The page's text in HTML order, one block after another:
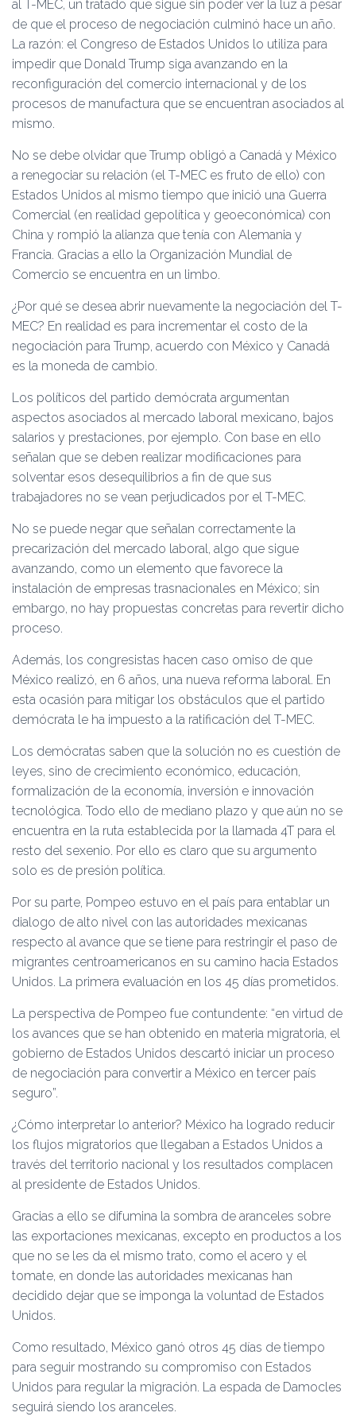
al T-MEC, un tratado que sigue sin poder ver la luz a pesar
de que el proceso de negociación culminó hace un año.
La razón: el Congreso de Estados Unidos lo utiliza para
impedir que Donald Trump siga avanzando en la
reconfiguración del comercio internacional y de los
procesos de manufactura que se encuentran asociados al
mismo.
No se debe olvidar que Trump obligó a Canadá y México
a renegociar su relación (el T-MEC es fruto de ello) con
Estados Unidos al mismo tiempo que inició una Guerra
Comercial (en realidad gepolítica y geoeconómica) con
China y rompió la alianza que tenía con Alemania y
Francia. Gracias a ello la Organización Mundial de
Comercio se encuentra en un limbo.
¿Por qué se desea abrir nuevamente la negociación del T-
MEC? En realidad es para incrementar el costo de la
negociación para Trump, acuerdo con México y Canadá
es la moneda de cambio.
Los políticos del partido demócrata argumentan
aspectos asociados al mercado laboral mexicano, bajos
salarios y prestaciones, por ejemplo. Con base en ello
señalan que se deben realizar modificaciones para
solventar esos desequilibrios a fin de que sus
trabajadores no se vean perjudicados por el T-MEC.
No se puede negar que señalan correctamente la
precarización del mercado laboral, algo que sigue
avanzando, como un elemento que favorece la
instalación de empresas trasnacionales en México; sin
embargo, no hay propuestas concretas para revertir dicho
proceso.
Además, los congresistas hacen caso omiso de que
México realizó, en 6 años, una nueva reforma laboral. En
esta ocasión para mitigar los obstáculos que el partido
demócrata le ha impuesto a la ratificación del T-MEC.
Los demócratas saben que la solución no es cuestión de
leyes, sino de crecimiento económico, educación,
formalización de la economía, inversión e innovación
tecnológica. Todo ello de mediano plazo y que aún no se
encuentra en la ruta establecida por la llamada 4T para el
resto del sexenio. Por ello es claro que su argumento
solo es de presión política.
Por su parte, Pompeo estuvo en el país para entablar un
dialogo de alto nivel con las autoridades mexicanas
respecto al avance que se tiene para restringir el paso de
migrantes centroamericanos en su camino hacia Estados
Unidos. La primera evaluación en los 45 días prometidos.
La perspectiva de Pompeo fue contundente: “en virtud de
los avances que se han obtenido en materia migratoria, el
gobierno de Estados Unidos descartó iniciar un proceso
de negociación para convertir a México en tercer país
seguro”.
¿Cómo interpretar lo anterior? México ha logrado reducir
los flujos migratorios que llegaban a Estados Unidos a
través del territorio nacional y los resultados complacen
al presidente de Estados Unidos.
Gracias a ello se difumina la sombra de aranceles sobre
las exportaciones mexicanas, excepto en productos a los
que no se les da el mismo trato, como el acero y el
tomate, en donde las autoridades mexicanas han
decidido dejar que se imponga la voluntad de Estados
Unidos.
Como resultado, México ganó otros 45 días de tiempo
para seguir mostrando su compromiso con Estados
Unidos para regular la migración. La espada de Damocles
seguirá siendo los aranceles.